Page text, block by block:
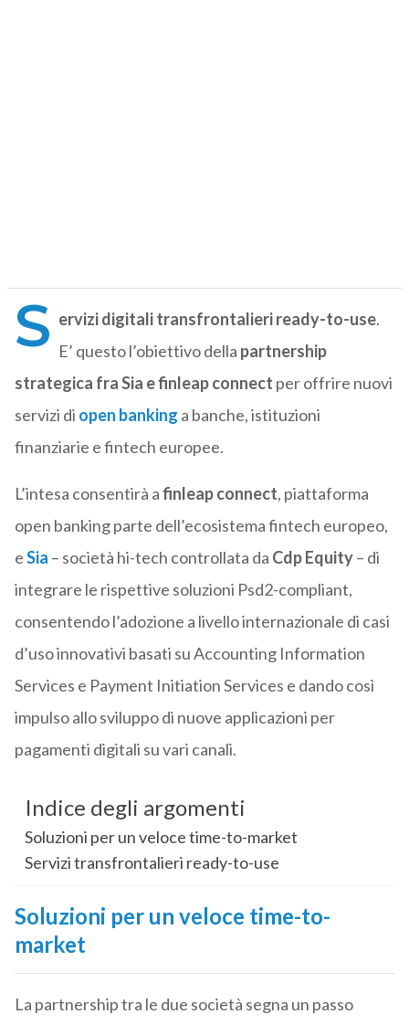
S ervizi digitali transfrontalieri ready-to-use.
E’ questo l’obiettivo della partnership
strategica fra Sia e finleap connect per offrire nuovi
servizi di open banking a banche, istituzioni
finanziarie e fintech europee.
L’intesa consentirà afinleap connect, piattaforma
open banking parte dell’ecosistema fintech europeo,
eSia – società hi-tech controllata da Cdp Equity– di
integrare le rispettive soluzioni Psd2-compliant,
consentendo l’adozione a livello internazionale di casi
d’uso innovativi basati su Accounting Information
Services e Payment Initiation Services e dando così
impulso allo sviluppo di nuove applicazioni per
pagamenti digitali su vari canali.
Indice degli argomenti
Soluzioni per un veloce time-to-market
Servizi transfrontalieri ready-to-use
Soluzioni per un veloce time-to-
market
La partnership tra le due società segna un passo